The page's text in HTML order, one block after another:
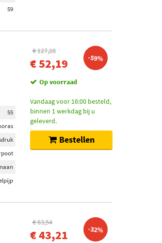
59
55
€ 127,28
€ 52,19 -59%
Op voorraad
Vandaag voor 16:00 besteld,
binnen 1 werkdag bij u
geleverd.
Bestellen
€ 63,54
€ 43,21 -32%